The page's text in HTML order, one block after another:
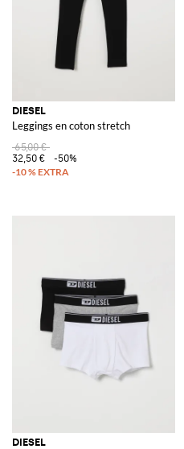
DIESEL
Leggings en coton stretch
65,00 €
32,50 €
-50%
DIESEL